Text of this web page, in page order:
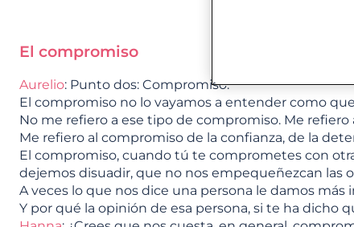
El compromiso
Aurelio: Punto dos: Compromiso.
El compromiso no lo vayamos a entender como
No me refiero a ese tipo de compromiso. Me
Me refiero al compromiso de la confianza, de la
El compromiso, cuando tú te comprometes con
dejemos disuadir, que no nos empequeñezcan las
A veces lo que nos dice una persona le damos
Y por qué la opinión de esa persona, si te ha dicho